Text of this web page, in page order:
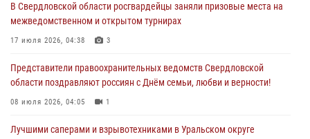
рассказал об итогах работы подразделения в эфире телекомпании
«Телекон»
30 июля 2026, 11:33 1
В Свердловской области росгвардейцы заняли призовые места на
межведомственном и открытом турнирах
17 июля 2026, 04:38 3
Представители правоохранительных ведомств Свердловской
области поздравляют россиян с Днём семьи, любви и верности!
08 июля 2026, 04:05 1
Лучшими саперами и взрывотехниками в Уральском округе